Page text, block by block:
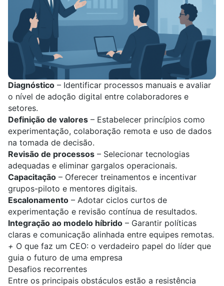
Diagnóstico – Identificar processos manuais e avaliar
o nível de adoção digital entre colaboradores e
setores.
Definição de valores – Estabelecer princípios como
experimentação, colaboração remota e uso de dados
na tomada de decisão.
Revisão de processos – Selecionar tecnologias
adequadas e eliminar gargalos operacionais.
Capacitação – Oferecer treinamentos e incentivar
grupos-piloto e mentores digitais.
Escalonamento – Adotar ciclos curtos de
experimentação e revisão contínua de resultados.
Integração ao modelo híbrido – Garantir políticas
claras e comunicação alinhada entre equipes remotas.
+ O que faz um CEO: o verdadeiro papel do líder que
guia o futuro de uma empresa
Desafios recorrentes
Entre os principais obstáculos estão a resistência